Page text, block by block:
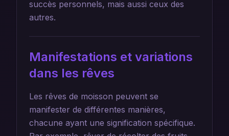
succès personnels, mais aussi ceux des
autres.
Manifestations et variations
dans les rêves
Les rêves de moisson peuvent se
manifester de différentes manières,
chacune ayant une signification spécifique.